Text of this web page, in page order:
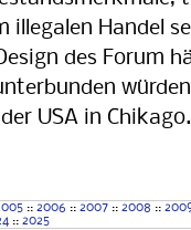
illegalen Handel
des Forum
USA in Chikago.
:: 2006 :: 2007 :: 2008 ::
:: 2025